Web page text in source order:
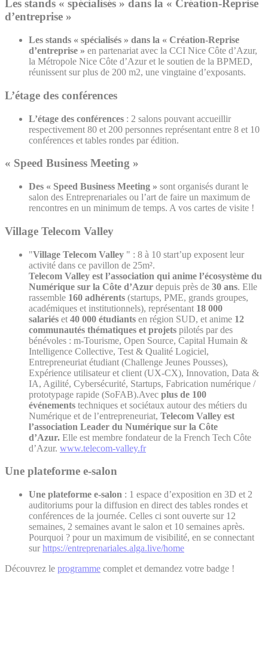
Les stands « spécialisés » dans la « Création-Reprise
d’entreprise »
Les stands « spécialisés » dans la « Création-Reprise
d’entreprise » en partenariat avec la CCI Nice Côte d’Azur,
la Métropole Nice Côte d’Azur et le soutien de la BPMED,
réunissent sur plus de 200 m2, une vingtaine d’exposants.
L’étage des conférences
L’étage des conférences : 2 salons pouvant accueillir
respectivement 80 et 200 personnes représentant entre 8 et 10
conférences et tables rondes par édition.
« Speed Business Meeting »
Des « Speed Business Meeting » sont organisés durant le
salon des Entreprenariales ou l’art de faire un maximum de
rencontres en un minimum de temps. A vos cartes de visite !
Village Telecom Valley
"Village Telecom Valley " : 8 à 10 start’up exposent leur
activité dans ce pavillon de 25m².
Telecom Valley est l’association qui anime l’écosystème du
Numérique sur la Côte d’Azur depuis près de 30 ans. Elle
rassemble 160 adhérents (startups, PME, grands groupes,
académiques et institutionnels), représentant 18 000
salariés et 40 000 étudiants en région SUD, et anime 12
communautés thématiques et projets pilotés par des
bénévoles : m-Tourisme, Open Source, Capital Humain &
Intelligence Collective, Test & Qualité Logiciel,
Entrepreneuriat étudiant (Challenge Jeunes Pousses),
Expérience utilisateur et client (UX-CX), Innovation, Data &
IA, Agilité, Cybersécurité, Startups, Fabrication numérique /
prototypage rapide (SoFAB).Avec plus de 100
événements techniques et sociétaux autour des métiers du
Numérique et de l’entrepreneuriat, Telecom Valley est
l’association Leader du Numérique sur la Côte
d’Azur. Elle est membre fondateur de la French Tech Côte
d’Azur. www.telecom-valley.fr
Une plateforme e-salon
Une plateforme e-salon : 1 espace d’exposition en 3D et 2
auditoriums pour la diffusion en direct des tables rondes et
conférences de la journée. Celles ci sont ouverte sur 12
semaines, 2 semaines avant le salon et 10 semaines après.
Pourquoi ? pour un maximum de visibilité, en se connectant
sur https://entreprenariales.alga.live/home
Découvrez le programme complet et demandez votre badge !